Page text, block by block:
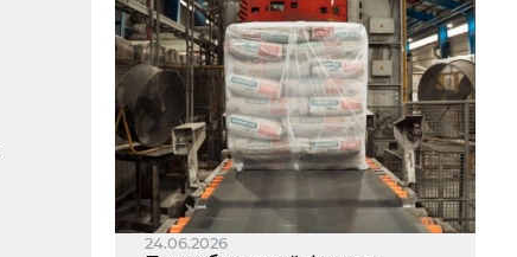
24.06.2026